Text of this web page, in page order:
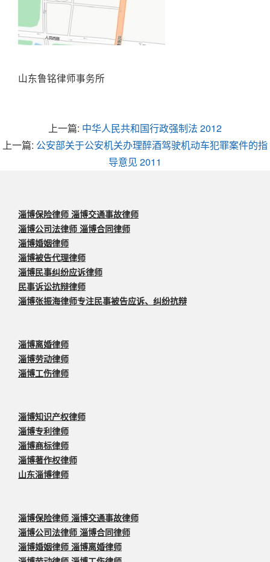
山东鲁铭律师事务所
上一篇: 中华人民共和国行政强制法 2012
上一篇: 公安部关于公安机关办理醉酒驾驶机动车犯罪案件的指
导意见 2011
淄博保险律师 淄博交通事故律师
淄博公司法律师 淄博合同律师
淄博婚姻律师
淄博被告代理律师
淄博民事纠纷应诉律师
民事诉讼抗辩律师
淄博张振海律师专注民事被告应诉、纠纷抗辩
淄博离婚律师
淄博劳动律师
淄博工伤律师
淄博知识产权律师
淄博专利律师
淄博商标律师
淄博著作权律师
山东淄博律师
淄博保险律师 淄博交通事故律师
淄博公司法律师 淄博合同律师
淄博婚姻律师 淄博离婚律师